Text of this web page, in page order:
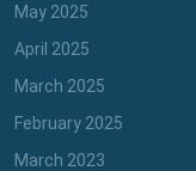
May 2025
April 2025
March 2025
February 2025
March 2023